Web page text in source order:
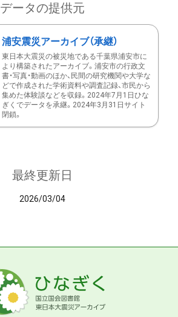
データの提供元
浦安震災アーカイブ（承継）
東日本大震災の被災地である千葉県浦安市に
より構築されたアーカイブ。浦安市の行政文
書・写真・動画のほか、民間の研究機関や大学な
どで作成された学術資料や調査記録、市民から
集めた体験談などを収録。2024年7月1日ひな
ぎくでデータを承継。2024年3月31日サイト
閉鎖。
最終更新日
2026/03/04